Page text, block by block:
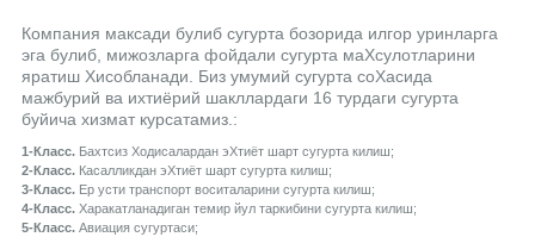
Компания максади булиб сугурта бозорида илгор уринларга
эга булиб, мижозларга фойдали сугурта маХсулотларини
яратиш Хисобланади. Биз умумий сугурта соХасида
мажбурий ва ихтиёрий шакллардаги 16 турдаги сугурта
буйича хизмат курсатамиз.:
1-Класс.Бахтсиз Ходисалардан эХтиёт шарт сугурта килиш;
2-Класс.Касалликдан эХтиёт шарт сугурта килиш;
3-Класс.Ер усти транспорт воситаларини сугурта килиш;
4-Класс.Харакатланадиган темир йул таркибини сугурта килиш;
5-Класс.Авиация сугуртаси;